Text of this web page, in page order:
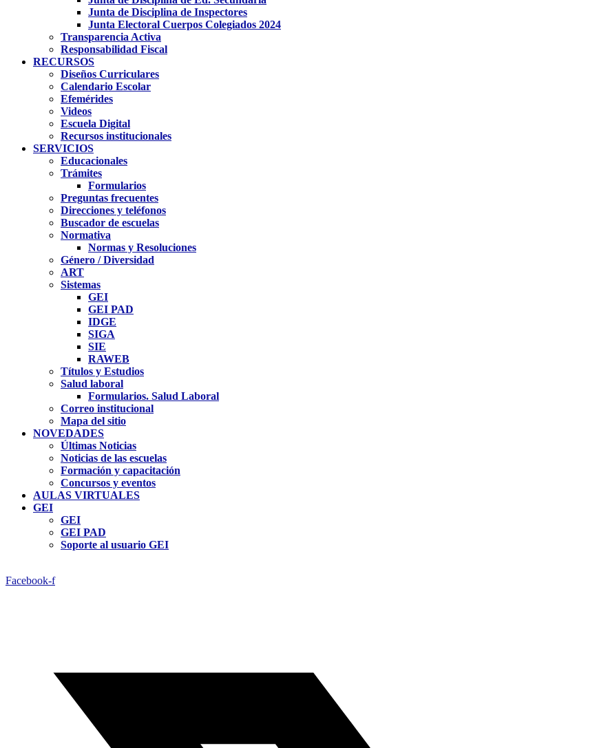
Junta de Disciplina de Inspectores
Junta Electoral Cuerpos Colegiados 2024
Transparencia Activa
Responsabilidad Fiscal
RECURSOS
Diseños Curriculares
Calendario Escolar
Efemérides
Videos
Escuela Digital
Recursos institucionales
SERVICIOS
Educacionales
Trámites
Formularios
Preguntas frecuentes
Direcciones y teléfonos
Buscador de escuelas
Normativa
Normas y Resoluciones
Género / Diversidad
ART
Sistemas
GEI
GEI PAD
IDGE
SIGA
SIE
RAWEB
Títulos y Estudios
Salud laboral
Formularios. Salud Laboral
Correo institucional
Mapa del sitio
NOVEDADES
Últimas Noticias
Noticias de las escuelas
Formación y capacitación
Concursos y eventos
AULAS VIRTUALES
GEI
GEI
GEI PAD
Soporte al usuario GEI
Facebook-f